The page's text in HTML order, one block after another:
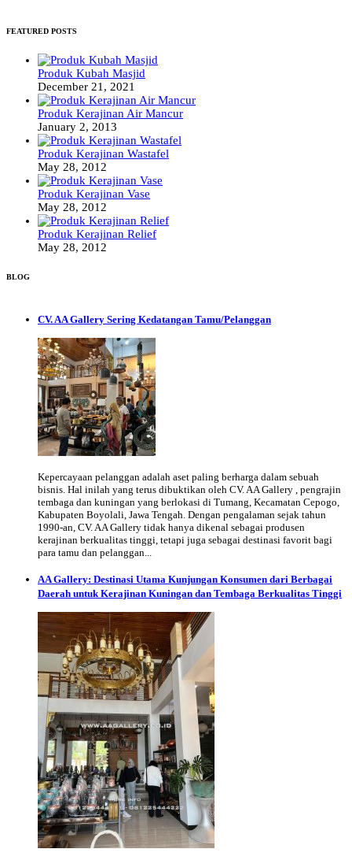
FEATURED POSTS
Produk Kubah Masjid
December 21, 2021
Produk Kerajinan Air Mancur
January 2, 2013
Produk Kerajinan Wastafel
May 28, 2012
Produk Kerajinan Vase
May 28, 2012
Produk Kerajinan Relief
May 28, 2012
BLOG
CV. AA Gallery Sering Kedatangan Tamu/Pelanggan
Kepercayaan pelanggan adalah aset paling berharga dalam sebuah
bisnis. Hal inilah yang terus dibuktikan oleh CV. AA Gallery , pengrajin
tembaga dan kuningan yang berlokasi di Tumang, Kecamatan Cepogo,
Kabupaten Boyolali, Jawa Tengah. Dengan pengalaman sejak tahun
1990-an, CV. AA Gallery tidak hanya dikenal sebagai produsen
kerajinan berkualitas tinggi, tetapi juga sebagai destinasi favorit bagi
para tamu dan pelanggan...
AA Gallery: Destinasi Utama Kunjungan Konsumen dari Berbagai
Daerah untuk Kerajinan Kuningan dan Tembaga Berkualitas Tinggi